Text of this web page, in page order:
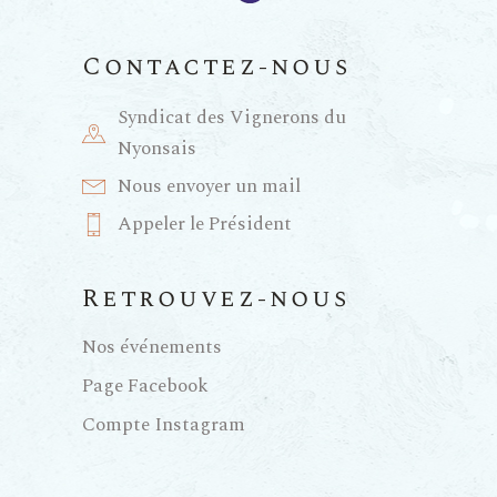
e
n
Contactez-nous
Syndicat des Vignerons du
Nyonsais
Nous envoyer un mail
Appeler le Président
Retrouvez-nous
Nos événements
Page Facebook
Compte Instagram